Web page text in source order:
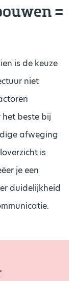
=
is de keuze
niet
beste bij
afweging
is
je een
duidelijkheid